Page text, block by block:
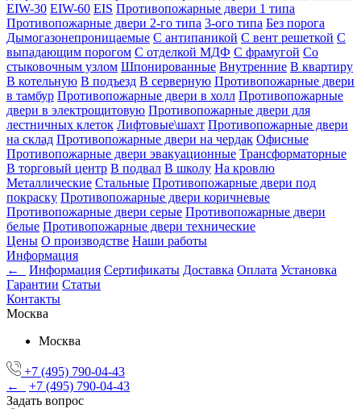
EIW-30 EIW-60 EIS Противопожарные двери 1 типа
Противопожарные двери 2-го типа 3-ого типа Без порога
Дымогазонепроницаемые С антипаникой С вент решеткой С
выпадающим порогом С отделкой МДФ С фрамугой Со
стыковочным узлом Шпонированные Внутренние В квартиру
В котельную В подъезд В серверную Противопожарные двери
в тамбур Противопожарные двери в холл Противопожарные
двери в электрощитовую Противопожарные двери для
лестничных клеток Лифтовые\шахт Противопожарные двери
на склад Противопожарные двери на чердак Офисные
Противопожарные двери эвакуационные Трансформаторные
В торговый центр В подвал В школу На кровлю
Металлические Стальные Противопожарные двери под
покраску Противопожарные двери коричневые
Противопожарные двери серые Противопожарные двери
белые Противопожарные двери технические
Цены О производстве Наши работы
Информация
←
Информация Сертификаты Доставка Оплата Установка
Гарантии Статьи
Контакты
Москва
Москва
+7 (495) 790-04-43
←
+7 (495) 790-04-43
Задать вопрос